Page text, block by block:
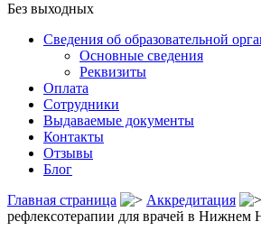
Без выходных
Сведения об образовательной
Основные сведения
Реквизиты
Оплата
Сотрудники
Выдаваемые документы
Контакты
Отзывы
Блог
Главная страница
Аккредитация
рефлексотерапии для врачей в Нижнем